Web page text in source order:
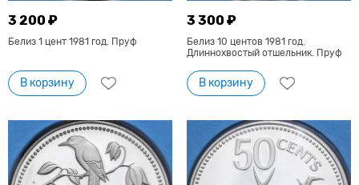
3 200 ₽
Белиз 1 цент 1981 год. Пруф
В корзину
3 300 ₽
Белиз 10 центов 1981 год.
Длиннохвостый отшельник. Пруф
В корзину